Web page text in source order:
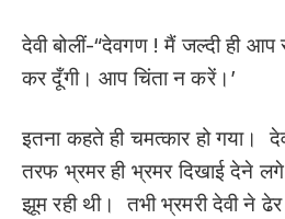
देवी बोलीं-“देवगण ! मैं जल्दी ही
कर दूँगी। आप चिंता न करें।’
इतना कहते ही चमत्कार हो गया।
तरफ भ्रमर ही भ्रमर दिखाई देने
झूम रही थी। तभी भ्रमरी देवी ने